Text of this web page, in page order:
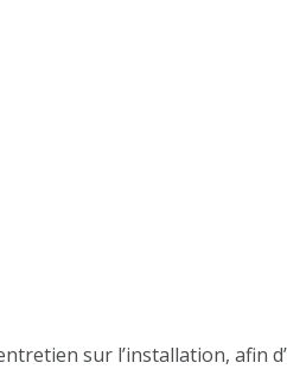
sur l’installation, afin